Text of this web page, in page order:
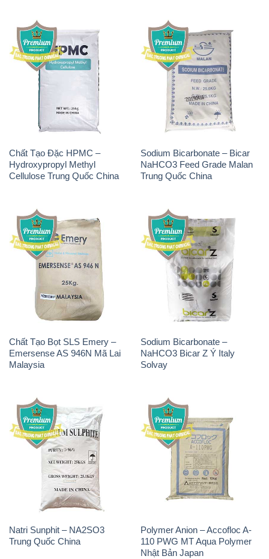
Chất Tạo Đặc HPMC –
Hydroxypropyl Methyl
Cellulose Trung Quốc China
Sodium Bicarbonate – Bicar
NaHCO3 Feed Grade Malan
Trung Quốc China
Chất Tạo Bọt SLS Emery –
Emersense AS 946N Mã Lai
Malaysia
Sodium Bicarbonate –
NaHCO3 Bicar Z Ý Italy
Solvay
Natri Sunphit – NA2SO3
Trung Quốc China
Polymer Anion – Accofloc A-
110 PWG MT Aqua Polymer
Nhật Bản Japan